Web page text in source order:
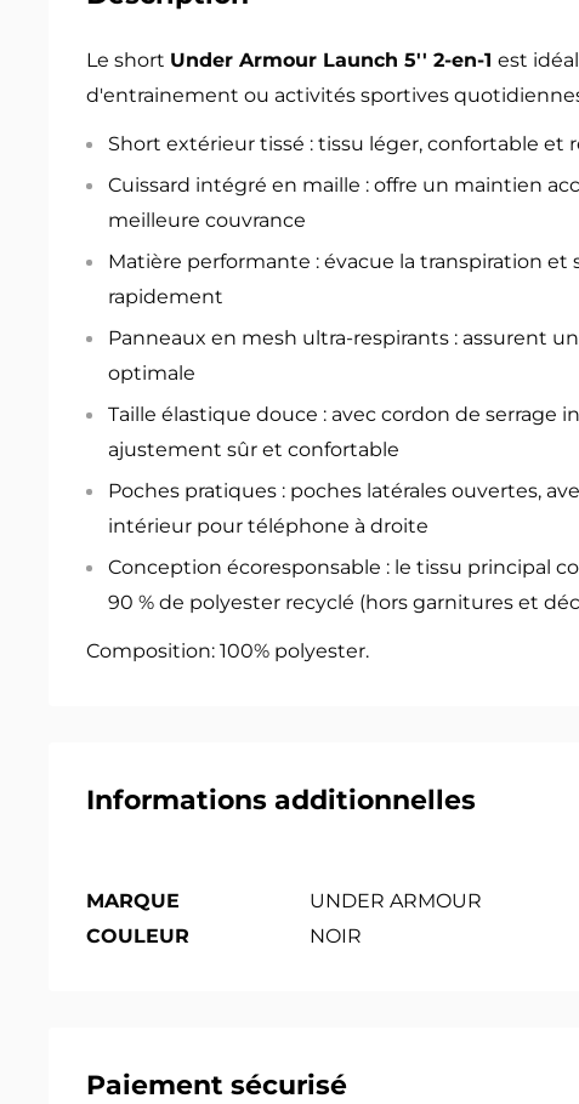
Le short Under Armour Launch 5'' 2-en-1 est
d'entrainement ou activités sportives
Short extérieur tissé : tissu léger, confortable et
Cuissard intégré en maille : offre un maintien
meilleure couvrance
Matière performante : évacue la transpiration et
rapidement
Panneaux en mesh ultra-respirants : assurent
optimale
Taille élastique douce : avec cordon de serrage
ajustement sûr et confortable
Poches pratiques : poches latérales ouvertes,
intérieur pour téléphone à droite
Conception écoresponsable : le tissu principal
90 % de polyester recyclé (hors garnitures et
Composition: 100% polyester.
Informations additionnelles
MARQUE
UNDER ARMOUR
COULEUR
NOIR
Paiement sécurisé